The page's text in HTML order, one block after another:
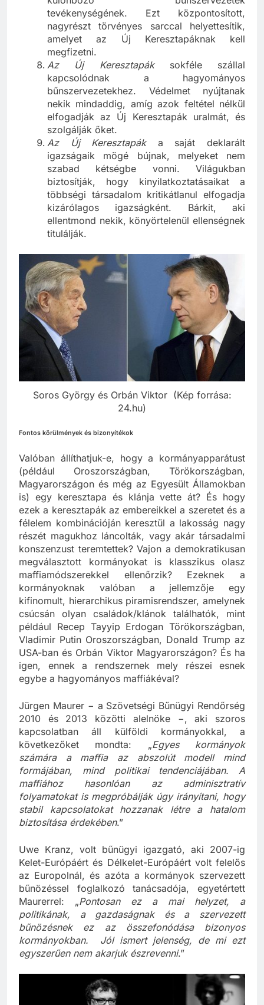
különböző bűnszervezetek
tevékenységének. Ezt központosított,
nagyrészt törvényes sarccal helyettesítik,
amelyet az Új Keresztapáknak kell
megfizetni.
Az Új Keresztapák
sokféle szállal
kapcsolódnak a hagyományos
bűnszervezetekhez. Védelmet nyújtanak
nekik mindaddig, amíg azok feltétel nélkül
elfogadják az Új Keresztapák uralmát, és
szolgálják őket.
Az Új Keresztapáka saját deklarált
igazságaik mögé bújnak, melyeket nem
szabad kétségbe vonni. Világukban
biztosítják, hogy kinyilatkoztatásaikat a
többségi társadalom kritikátlanul elfogadja
kizárólagos igazságként. Bárkit, aki
ellentmond nekik, könyörtelenül ellenségnek
Soros György és Orbán Viktor (Kép forrása:
Valóban állíthatjuk-e, hogy a kormányapparátust
(például Oroszországban, Törökországban,
Magyarországon és még az Egyesült Államokban
is) egy keresztapa és klánja vette át? És hogy
ezek a keresztapák az embereikkel a szeretet és a
félelem kombinációján keresztül a lakosság nagy
részét magukhoz láncolták, vagy akár társadalmi
konszenzust teremtettek? Vajon a demokratikusan
megválasztott kormányokat is klasszikus olasz
maffiamódszerekkel ellenőrzik? Ezeknek a
kormányoknak valóban a jellemzője egy
kifinomult, hierarchikus piramisrendszer, amelynek
csúcsán olyan családok/klánok találhatók, mint
például Recep Tayyip Erdogan Törökországban,
Vladimir Putin Oroszországban, Donald Trump az
USA-ban és Orbán Viktor Magyarországon? És ha
igen, ennek a rendszernek mely részei esnek
Jürgen Maurer − a Szövetségi Bűnügyi Rendőrség
2010 és 2013 közötti alelnöke −, aki szoros
kapcsolatban áll külföldi kormányokkal, a
következőket mondta: „Egyes kormányok
számára a maffia az abszolút modell mind
formájában, mind politikai tendenciájában. A
maffiához hasonlóan az adminisztratív
folyamatokat is megpróbálják úgy irányítani, hogy
stabil kapcsolatokat hozzanak létre a hatalom
Uwe Kranz, volt bűnügyi igazgató, aki 2007-ig
Kelet-Európáért és Délkelet-Európáért volt felelős
az Europolnál, és azóta a kormányok szervezett
bűnözéssel foglalkozó tanácsadója, egyetértett
Maurerrel: „
Pontosan ez a mai helyzet, a
politikának, a gazdaságnak és a szervezett
bűnözésnek ez az összefonódása bizonyos
kormányokban. Jól ismert jelenség, de mi ezt